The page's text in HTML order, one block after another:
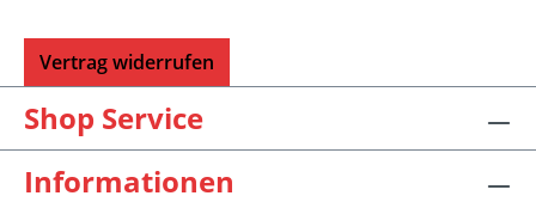
Vertrag widerrufen
Shop Service
Informationen